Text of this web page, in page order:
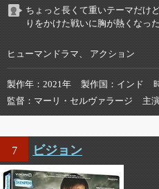
ちょっと長くて重いテーマだけ
りをかけた戦いに胸が熱くなった
ヒューマンドラマ、 アクション
製作年 2021年 製作国 インド
監督
マーリ・セルヴァラージ 主
7 ビジョン